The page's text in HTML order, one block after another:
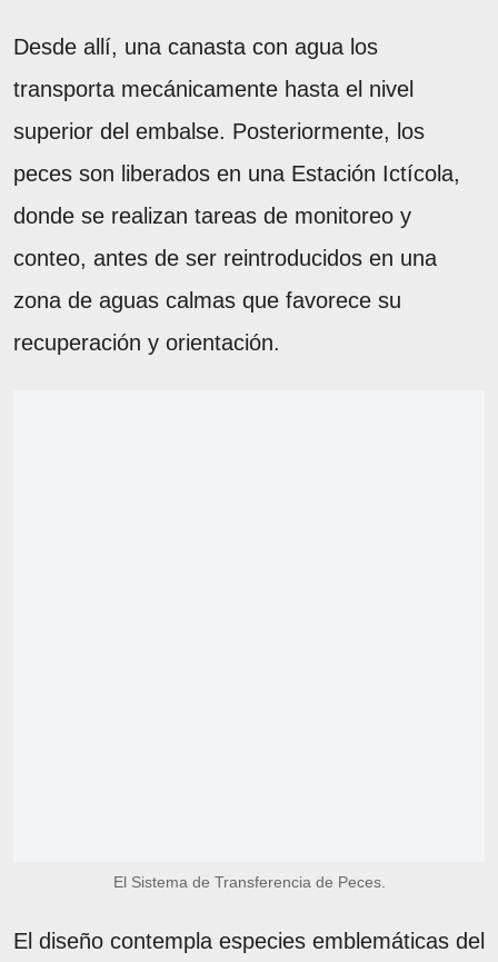
Desde allí, una canasta con agua los
transporta mecánicamente hasta el nivel
superior del embalse. Posteriormente, los
peces son liberados en una Estación Ictícola,
donde se realizan tareas de monitoreo y
conteo, antes de ser reintroducidos en una
zona de aguas calmas que favorece su
recuperación y orientación.
El Sistema de Transferencia de Peces.
El diseño contempla especies emblemáticas del